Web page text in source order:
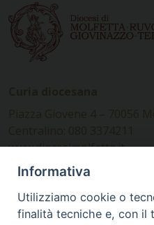
www.diocesimolfetta.it –
Ufficio Comunicazioni
Informativa
Utilizziamo cookie o
finalità tecniche e, con il